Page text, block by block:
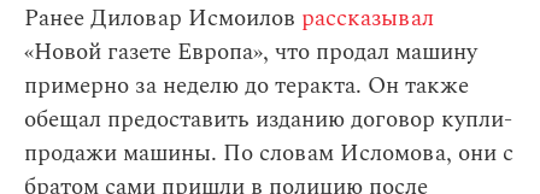
Ранее Диловар Исмоилов рассказывал
«Новой газете Европа», что продал машину
примерно за неделю до теракта. Он также
обещал предоставить изданию договор купли-
продажи машины. По словам Исломова, они с